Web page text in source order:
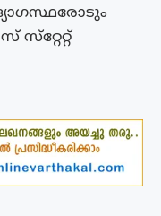
സ്‌റ്റേറ്റ്